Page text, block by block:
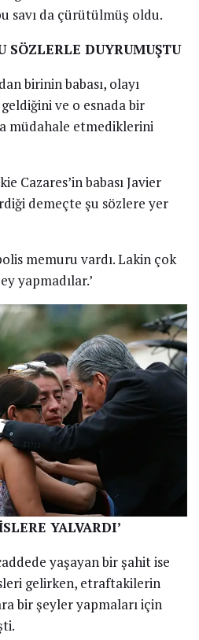
savı da çürütülmüş oldu.
SÖZLERLE DUYRUMUŞTU
birinin babası, olayı
ve o esnada bir
müdahale etmediklerini
Cazares’in babası Javier
demeçte şu sözlere yer
memuru vardı. Lakin çok
yapmadılar.’
YALVARDI’
yaşayan bir şahit ise
gelirken, etraftakilerin
bir şeyler yapmaları için